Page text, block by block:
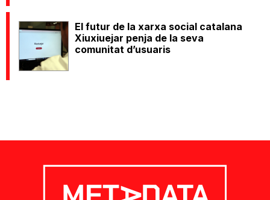
El futur de la xarxa social catalana
Xiuxiuejar penja de la seva
comunitat d’usuaris